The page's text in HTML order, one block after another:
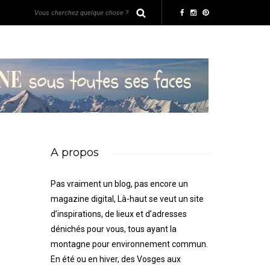
A propos
Pas vraiment un blog, pas encore un
magazine digital, Là-haut se veut un site
d’inspirations, de lieux et d’adresses
dénichés pour vous, tous ayant la
montagne pour environnement commun.
En été ou en hiver, des Vosges aux